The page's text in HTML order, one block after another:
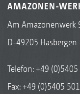
AMAZONEN-
Am Amazonenwerk
D-49205 Hasbergen
Telefon:+49
Fax: +49 (0)5405